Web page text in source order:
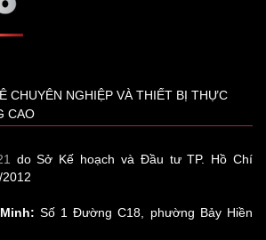
CHUYÊN NGHIỆP VÀ THIẾT BỊ THỰC
CAO
do Sở Kế hoạch và Đầu tư TP. Hồ Chí
Số 1 Đường C18, phường Bảy Hiền